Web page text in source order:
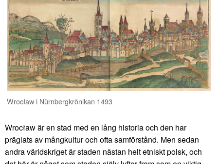
Wrocław i Nürnbergkrönikan 1493
Wrocław är en stad med en lång historia och den har
präglats av mångkultur och ofta samförstånd. Men sedan
andra världskriget är staden nästan helt etniskt polsk, och